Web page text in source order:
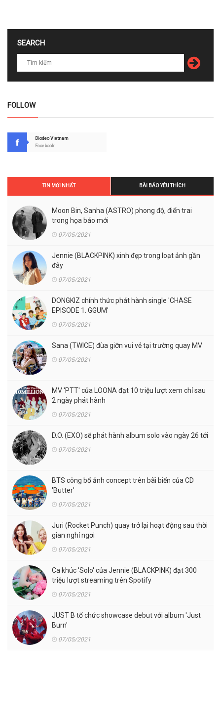
SEARCH
FOLLOW
Diodeo Vietnam
Facebook
TIN MỚI NHẤT BÀI BÁO YÊU THÍCH
Moon Bin, Sanha (ASTRO) phong độ, điển trai
trong họa báo mới
07/05/2021
Jennie (BLACKPINK) xinh đẹp trong loạt ảnh gần
đây
07/05/2021
DONGKIZ chính thức phát hành single 'CHASE
EPISODE 1. GGUM'
07/05/2021
Sana (TWICE) đùa giỡn vui vẻ tại trường quay MV
07/05/2021
MV 'PTT' của LOONA đạt 10 triệu lượt xem chỉ sau
2 ngày phát hành
07/05/2021
D.O. (EXO) sẽ phát hành album solo vào ngày 26 tới
07/05/2021
BTS công bố ảnh concept trên bãi biển của CD
'Butter'
07/05/2021
Juri (Rocket Punch) quay trở lại hoạt động sau thời
gian nghỉ ngơi
07/05/2021
Ca khúc 'Solo' của Jennie (BLACKPINK) đạt 300
triệu lượt streaming trên Spotify
07/05/2021
JUST B tổ chức showcase debut với album 'Just
Burn'
07/05/2021